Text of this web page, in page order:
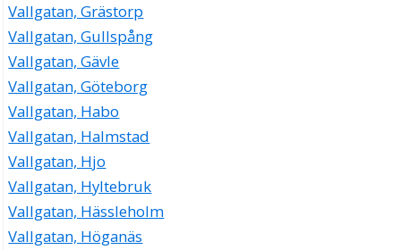
Vallgatan, Grästorp
Vallgatan, Gullspång
Vallgatan, Gävle
Vallgatan, Göteborg
Vallgatan, Habo
Vallgatan, Halmstad
Vallgatan, Hjo
Vallgatan, Hyltebruk
Vallgatan, Hässleholm
Vallgatan, Höganäs